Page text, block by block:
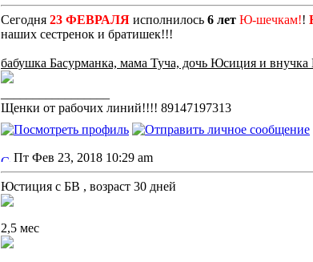
Сегодня 23 ФЕВРАЛЯ исполнилось 6 лет Ю-шечкам!!
наших сестренок и братишек!!!
бабушка Басурманка, мама Туча, дочь Юсиция и внучка
Щенки от рабочих линий!!!! 89147197313
Пт Фев 23, 2018 10:29 am
Юстиция с БВ , возраст 30 дней
2,5 мес